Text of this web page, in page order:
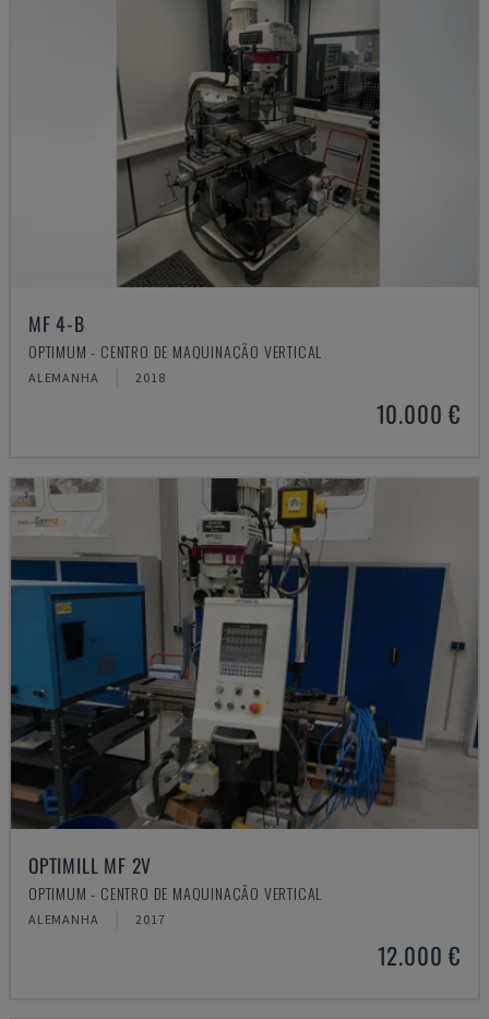
MF 4-B
OPTIMUM - CENTRO DE MAQUINAÇÃO VERTICAL
ALEMANHA 2018
10.000 €
OPTIMILL MF 2V
OPTIMUM - CENTRO DE MAQUINAÇÃO VERTICAL
ALEMANHA 2017
12.000 €